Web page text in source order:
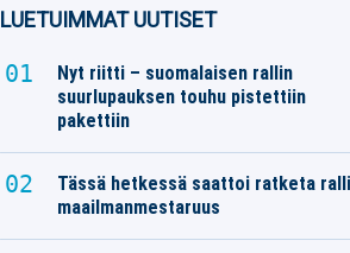
LUETUIMMAT UUTISET
Nyt riitti – suomalaisen rallin
suurlupauksen touhu pistettiin
pakettiin
Tässä hetkessä saattoi ratketa
maailmanmestaruus